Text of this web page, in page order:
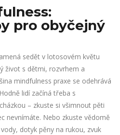
pro obyčejný
sedět v lotosovém květu
život s dětmi, rozvrhem a
mindfulness praxe se odehrává
lidí začíná třeba s
– zkuste si všimnout pěti
nevnímáte. Nebo zkuste vědomě
dotyk pěny na rukou, zvuk